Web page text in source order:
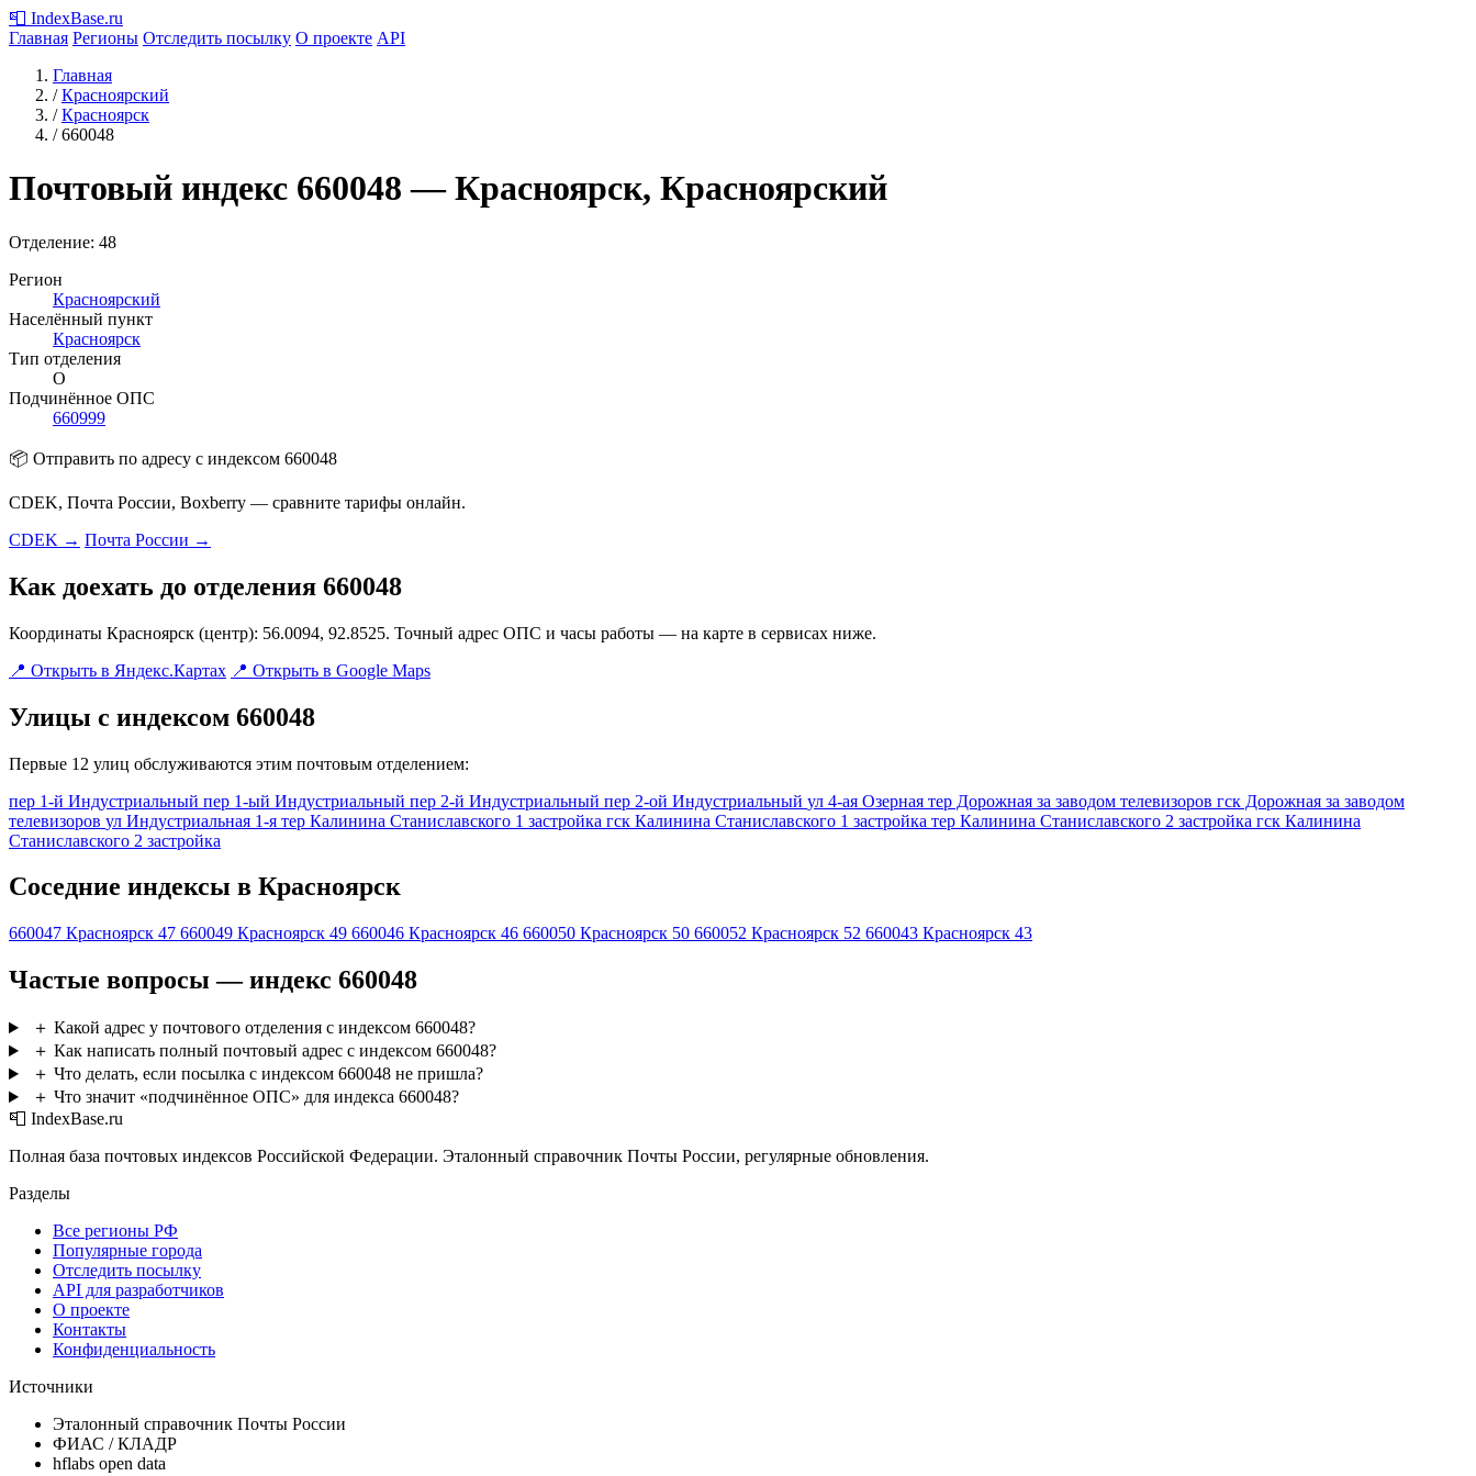
📮 IndexBase.ru
Главная Регионы Отследить посылку О проекте API
Главная
/ Красноярский
/ Красноярск
/ 660048
Почтовый индекс 660048 — Красноярск, Красноярский
Отделение: 48
Регион
Красноярский
Населённый пункт
Красноярск
Тип отделения
О
Подчинённое ОПС
660999
📦 Отправить по адресу с индексом 660048
CDEK, Почта России, Boxberry — сравните тарифы онлайн.
CDEK → Почта России →
Как доехать до отделения 660048
Координаты Красноярск (центр): 56.0094, 92.8525. Точный адрес ОПС и часы работы — на карте в сервисах ниже.
📍 Открыть в Яндекс.Картах 📍 Открыть в Google Maps
Улицы с индексом 660048
Первые 12 улиц обслуживаются этим почтовым отделением:
пер 1-й Индустриальный пер 1-ый Индустриальный пер 2-й Индустриальный пер 2-ой Индустриальный ул 4-ая Озерная тер Дорожная за заводом телевизоров гск Дорожная за заводом
телевизоров ул Индустриальная 1-я тер Калинина Станиславского 1 застройка гск Калинина Станиславского 1 застройка тер Калинина Станиславского 2 застройка гск Калинина
Станиславского 2 застройка
Соседние индексы в Красноярск
660047 Красноярск 47 660049 Красноярск 49 660046 Красноярск 46 660050 Красноярск 50 660052 Красноярск 52 660043 Красноярск 43
Частые вопросы — индекс 660048
＋ Какой адрес у почтового отделения с индексом 660048?
＋ Как написать полный почтовый адрес с индексом 660048?
＋ Что делать, если посылка с индексом 660048 не пришла?
＋ Что значит «подчинённое ОПС» для индекса 660048?
📮 IndexBase.ru
Полная база почтовых индексов Российской Федерации. Эталонный справочник Почты России, регулярные обновления.
Разделы
Все регионы РФ
Популярные города
Отследить посылку
API для разработчиков
О проекте
Контакты
Конфиденциальность
Источники
Эталонный справочник Почты России
ФИАС / КЛАДР
hflabs open data